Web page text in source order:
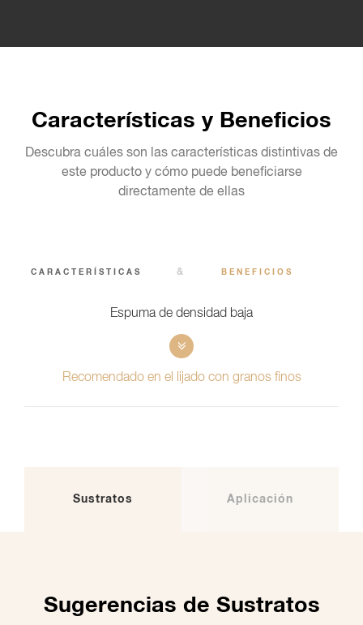
Características y Beneficios
Descubra cuáles son las características distintivas de
este producto y cómo puede beneficiarse
directamente de ellas
CARACTERÍSTICAS & BENEFICIOS
Espuma de densidad baja
Recomendado en el lijado con granos finos
Sustratos Aplicación
Sugerencias de Sustratos